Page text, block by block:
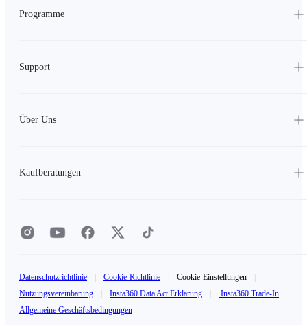
Programme
Support
Über Uns
Kaufberatungen
Datenschutzrichtlinie Cookie-Richtlinie Cookie-Einstellungen
Nutzungsvereinbarung
Insta360 Data Act Erklärung
Insta360 Trade-In
Allgemeine Geschäftsbedingungen